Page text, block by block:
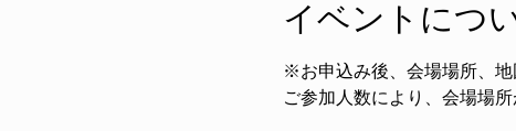
イベントにつ
※お申込み後、会場場所、地
ご参加人数により、会場場